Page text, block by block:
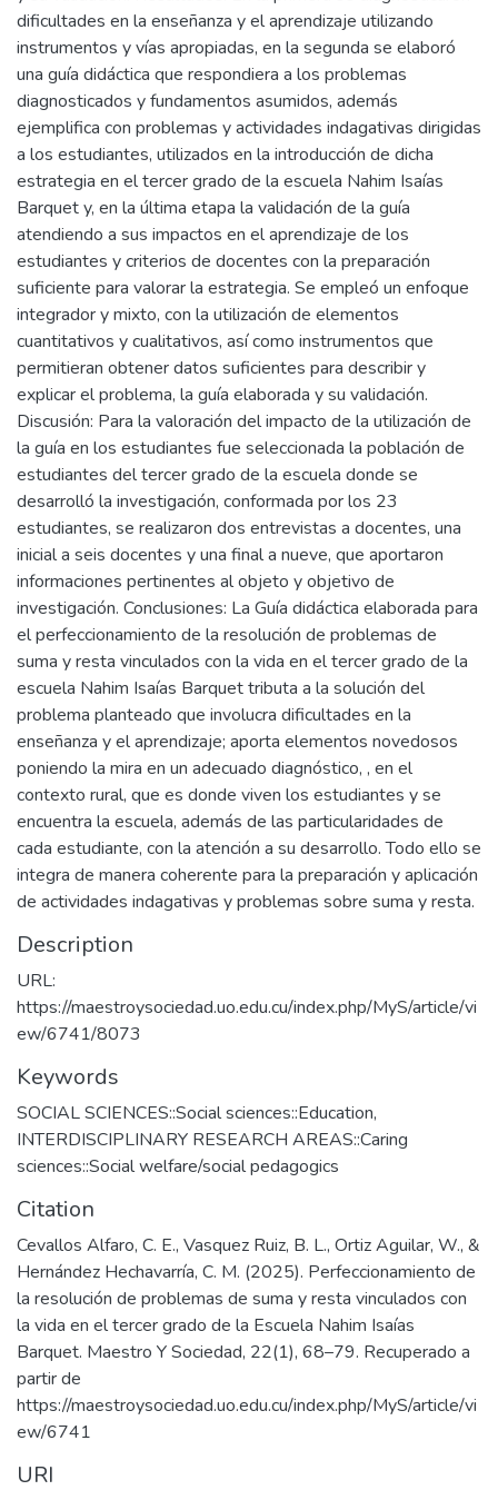
dificultades en la enseñanza y el aprendizaje utilizando
instrumentos y vías apropiadas, en la segunda se elaboró
una guía didáctica que respondiera a los problemas
diagnosticados y fundamentos asumidos, además
ejemplifica con problemas y actividades indagativas dirigidas
a los estudiantes, utilizados en la introducción de dicha
estrategia en el tercer grado de la escuela Nahim Isaías
Barquet y, en la última etapa la validación de la guía
atendiendo a sus impactos en el aprendizaje de los
estudiantes y criterios de docentes con la preparación
suficiente para valorar la estrategia. Se empleó un enfoque
integrador y mixto, con la utilización de elementos
cuantitativos y cualitativos, así como instrumentos que
permitieran obtener datos suficientes para describir y
explicar el problema, la guía elaborada y su validación.
Discusión: Para la valoración del impacto de la utilización de
la guía en los estudiantes fue seleccionada la población de
estudiantes del tercer grado de la escuela donde se
desarrolló la investigación, conformada por los 23
estudiantes, se realizaron dos entrevistas a docentes, una
inicial a seis docentes y una final a nueve, que aportaron
informaciones pertinentes al objeto y objetivo de
investigación. Conclusiones: La Guía didáctica elaborada para
el perfeccionamiento de la resolución de problemas de
suma y resta vinculados con la vida en el tercer grado de la
escuela Nahim Isaías Barquet tributa a la solución del
problema planteado que involucra dificultades en la
enseñanza y el aprendizaje; aporta elementos novedosos
poniendo la mira en un adecuado diagnóstico, , en el
contexto rural, que es donde viven los estudiantes y se
encuentra la escuela, además de las particularidades de
cada estudiante, con la atención a su desarrollo. Todo ello se
integra de manera coherente para la preparación y aplicación
de actividades indagativas y problemas sobre suma y resta.
Description
URL:
https://maestroysociedad.uo.edu.cu/index.php/MyS/article/vi
ew/6741/8073
Keywords
SOCIAL SCIENCES::Social sciences::Education,
INTERDISCIPLINARY RESEARCH AREAS::Caring
sciences::Social welfare/social pedagogics
Citation
Cevallos Alfaro, C. E., Vasquez Ruiz, B. L., Ortiz Aguilar, W., &
Hernández Hechavarría, C. M. (2025). Perfeccionamiento de
la resolución de problemas de suma y resta vinculados con
la vida en el tercer grado de la Escuela Nahim Isaías
Barquet. Maestro Y Sociedad, 22(1), 68–79. Recuperado a
partir de
https://maestroysociedad.uo.edu.cu/index.php/MyS/article/vi
ew/6741
URI